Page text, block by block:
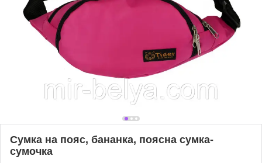
Сумка на пояс, бананка, поясна сумка-
сумочка